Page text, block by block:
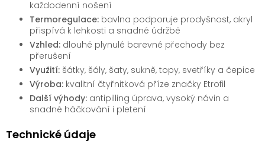
každodenní nošení
Termoregulace: bavlna podporuje prodyšnost, akryl
přispívá k lehkosti a snadné údržbě
Vzhled: dlouhé plynulé barevné přechody bez
přerušení
Využití: šátky, šály, šaty, sukně, topy, svetříky a čepice
Výroba: kvalitní čtyřnitková příze značky Etrofil
Další výhody: antipilling úprava, vysoký návin a
snadné háčkování i pletení
Technické údaje